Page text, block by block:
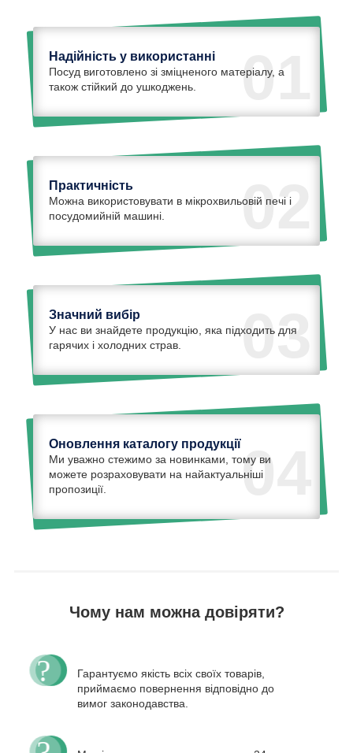
01
Надійність у використанні
Посуд виготовлено зі зміцненого матеріалу, а
також стійкий до ушкоджень.
02
Практичність
Можна використовувати в мікрохвильовій печі і
посудомийній машині.
03
Значний вибір
У нас ви знайдете продукцію, яка підходить для
гарячих і холодних страв.
04
Оновлення каталогу продукції
Ми уважно стежимо за новинками, тому ви
можете розраховувати на найактуальніші
пропозиції.
Чому нам можна довіряти?
Гарантуємо якість всіх своїх товарів,
приймаємо повернення відповідно до
вимог законодавства.